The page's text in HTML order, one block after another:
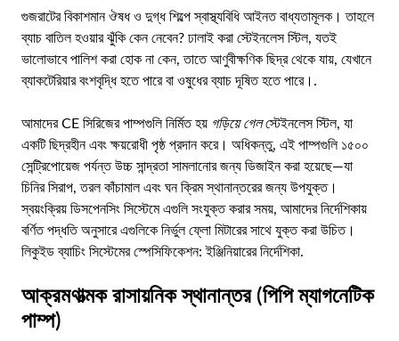
গুজরাটের বিকাশমান ঔষধ ও দুগ্ধ শিল্পে স্বাস্থ্যবিধি আইনত বাধ্যতামূলক। তাহলে
ব্যাচ বাতিল হওয়ার ঝুঁকি কেন নেবেন? ঢালাই করা স্টেইনলেস স্টিল, যতই
ভালোভাবে পালিশ করা হোক না কেন, তাতে আণুবীক্ষণিক ছিদ্র থেকে যায়, যেখানে
ব্যাকটেরিয়ার বংশবৃদ্ধি হতে পারে বা ওষুধের ব্যাচ দূষিত হতে পারে।.
আমাদের CE সিরিজের পাম্পগুলি নির্মিত হয় গড়িয়ে গেলস্টেইনলেস স্টিল, যা
একটি ছিদ্রহীন এবং ক্ষয়রোধী পৃষ্ঠ প্রদান করে। অধিকন্তু, এই পাম্পগুলি ১৫০০
সেন্ট্রিপোয়েজ পর্যন্ত উচ্চ সান্দ্রতা সামলানোর জন্য ডিজাইন করা হয়েছে—যা
চিনির সিরাপ, তরল কাঁচামাল এবং ঘন ক্রিম স্থানান্তরের জন্য উপযুক্ত।
স্বয়ংক্রিয় ডিসপেনসিং সিস্টেমে এগুলি সংযুক্ত করার সময়, আমাদের নির্দেশিকায়
বর্ণিত পদ্ধতি অনুসারে এগুলিকে নির্ভুল ফ্লো মিটারের সাথে যুক্ত করা উচিত।
লিকুইড ব্যাচিং সিস্টেমের স্পেসিফিকেশন: ইঞ্জিনিয়ারের নির্দেশিকা.
আক্রমণাত্মক রাসায়নিক স্থানান্তর (পিপি ম্যাগনেটিক
পাম্প)